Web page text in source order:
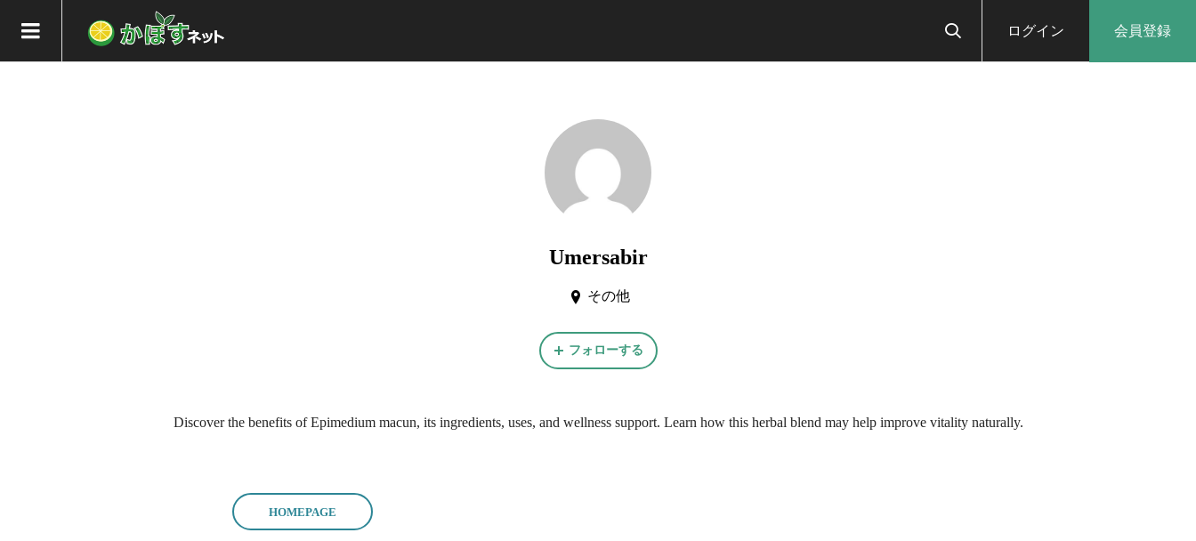
ログイン 会員登録
Umersabir
その他
フォローする
Discover the benefits of Epimedium macun, its ingredients, uses, and wellness support. Learn how this herbal blend may help improve vitality naturally.